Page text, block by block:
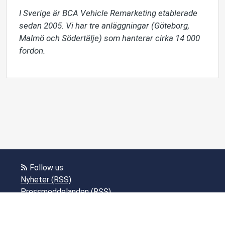
I Sverige är BCA Vehicle Remarketing etablerade
sedan 2005. Vi har tre anläggningar (Göteborg,
Malmö och Södertälje) som hanterar cirka 14 000
fordon.
Follow us
Nyheter (RSS)
Pressmeddelanden (RSS)